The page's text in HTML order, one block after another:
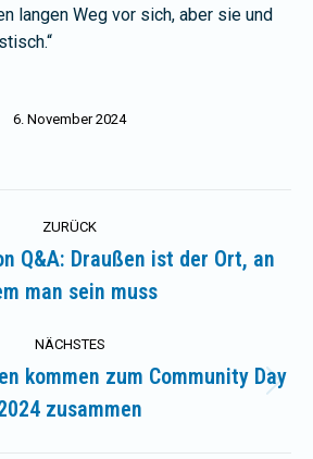
langen Weg vor sich, aber sie und
6. November 2024
ZURÜCK
Beitrag:
Q&A: Draußen ist der Ort, an
man sein muss
NÄCHSTES
Beitrag:
kommen zum Community Day
zusammen